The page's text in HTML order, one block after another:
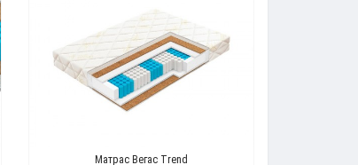
Матрас Вегас Trend